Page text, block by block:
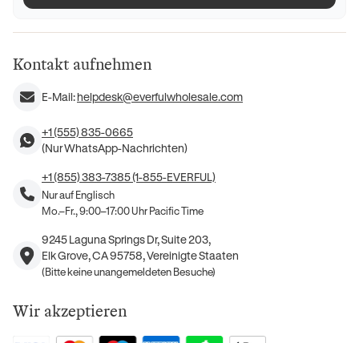
Kontakt aufnehmen
E-Mail:helpdesk@everfulwholesale.com
+1 (555) 835-0665
(Nur WhatsApp-Nachrichten)
+1 (855) 383-7385 (1-855-EVERFUL)
Nur auf Englisch
Mo.–Fr., 9:00–17:00 Uhr Pacific Time
9245 Laguna Springs Dr, Suite 203,
Elk Grove, CA 95758, Vereinigte Staaten
(Bitte keine unangemeldeten Besuche)
Wir akzeptieren